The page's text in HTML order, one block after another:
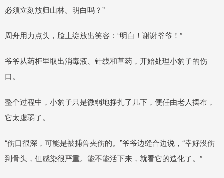
必须立刻放归山林。明白吗？”
周舟用力点头，脸上绽放出笑容：“明白！谢谢爷爷！”
爷爷从药柜里取出消毒液、针线和草药，开始处理小豹子的伤
口。
整个过程中，小豹子只是微弱地挣扎了几下，便任由老人摆布，
它太虚弱了。
“伤口很深，可能是被捕兽夹伤的。”爷爷边缝合边说，“幸好没伤
到骨头，但感染很严重。能不能活下来，就看它的造化了。”